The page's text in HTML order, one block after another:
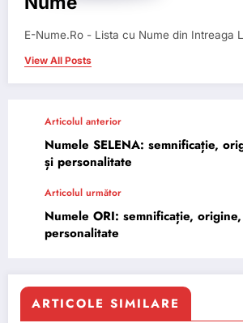
E-Nume.Ro - Lista cu Nume din Intreaga
View All Posts
Articolul anterior
Numele SELENA: semnificație,
și personalitate
Articolul următor
Numele ORI: semnificație,
personalitate
ARTICOLE SIMILARE